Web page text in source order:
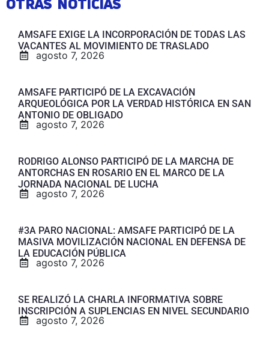
OTRAS NOTICIAS
AMSAFE EXIGE LA INCORPORACIÓN DE TODAS LAS
VACANTES AL MOVIMIENTO DE TRASLADO
agosto 7, 2026
AMSAFE PARTICIPÓ DE LA EXCAVACIÓN
ARQUEOLÓGICA POR LA VERDAD HISTÓRICA EN SAN
ANTONIO DE OBLIGADO
agosto 7, 2026
RODRIGO ALONSO PARTICIPÓ DE LA MARCHA DE
ANTORCHAS EN ROSARIO EN EL MARCO DE LA
JORNADA NACIONAL DE LUCHA
agosto 7, 2026
#3A PARO NACIONAL: AMSAFE PARTICIPÓ DE LA
MASIVA MOVILIZACIÓN NACIONAL EN DEFENSA DE
LA EDUCACIÓN PÚBLICA
agosto 7, 2026
SE REALIZÓ LA CHARLA INFORMATIVA SOBRE
INSCRIPCIÓN A SUPLENCIAS EN NIVEL SECUNDARIO
agosto 7, 2026